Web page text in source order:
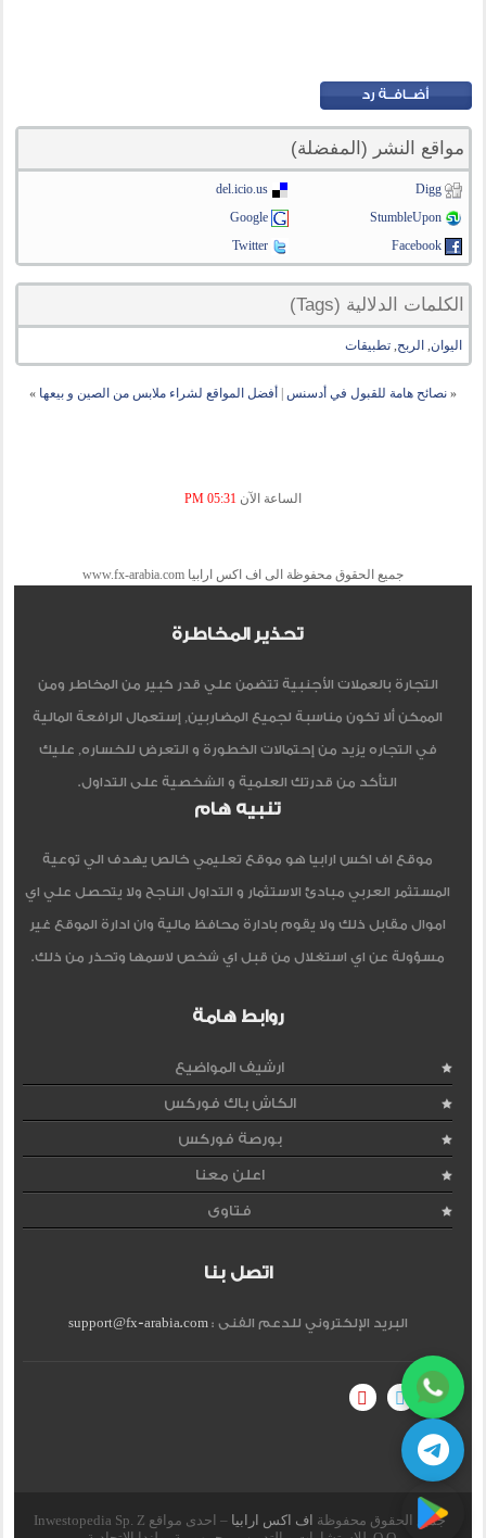
مواقع النشر (المفضلة)
Digg
del.icio.us
StumbleUpon
Google
Facebook
Twitter
الكلمات الدلالية (Tags)
اليوان, الربح,تطبيقات
« نصائح هامة للقبول في أدسنس أفضل المواقع لشراء ملابس من الصين و بيعها »
الساعة الآن 05:31 PM
جميع الحقوق محفوظة الى اف اكس ارابيا www.fx-arabia.com
تحذير المخاطرة
التجارة بالعملات الأجنبية تتضمن علي قدر كبير من المخاطر ومن
الممكن ألا تكون مناسبة لجميع المضاربين, إستعمال الرافعة المالية
في التجاره يزيد من إحتمالات الخطورة و التعرض للخساره, عليك
التأكد من قدرتك العلمية و الشخصية على التداول.
تنبيه هام
موقع اف اكس ارابيا هو موقع تعليمي خالص يهدف الي توعية
المستثمر العربي مبادئ الاستثمار و التداول الناجح ولا يتحصل علي اي
اموال مقابل ذلك ولا يقوم بادارة محافظ مالية وان ادارة الموقع غير
مسؤولة عن اي استغلال من قبل اي شخص لاسمها وتحذر من ذلك.
روابط هامة
ارشيف المواضيع
الكاش باك فوركس
بورصة فوركس
اعلن معنا
فتاوى
اتصل بنا
البريد الإلكتروني للدعم الفنى :support@fx-arabia.com
جميع الحقوق محفوظة اف اكس ارابيا
– احدى مواقع Inwestopedia Sp. Z